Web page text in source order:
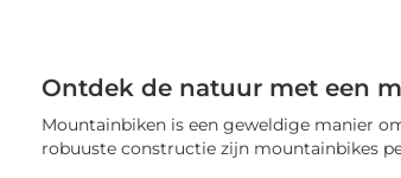
Ontdek de natuur met een
Mountainbiken is een geweldige manier
robuuste constructie zijn mountainbikes